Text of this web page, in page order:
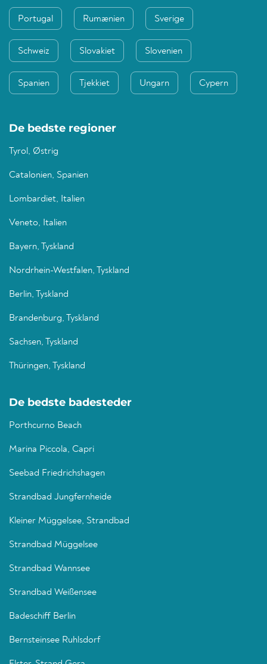
Portugal Rumænien Sverige
Schweiz Slovakiet Slovenien
Spanien Tjekkiet Ungarn Cypern
De bedste regioner
Tyrol, Østrig
Catalonien, Spanien
Lombardiet, Italien
Veneto, Italien
Bayern, Tyskland
Nordrhein-Westfalen, Tyskland
Berlin, Tyskland
Brandenburg, Tyskland
Sachsen, Tyskland
Thüringen, Tyskland
De bedste badesteder
Porthcurno Beach
Marina Piccola, Capri
Seebad Friedrichshagen
Strandbad Jungfernheide
Kleiner Müggelsee, Strandbad
Strandbad Müggelsee
Strandbad Wannsee
Strandbad Weißensee
Badeschiff Berlin
Bernsteinsee Ruhlsdorf